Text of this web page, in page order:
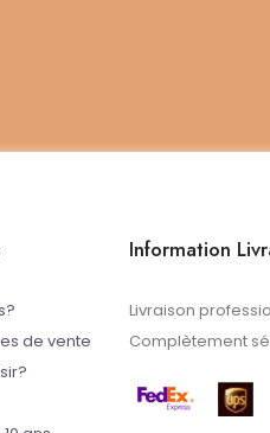
de vente
Information
Livraison
Complètement